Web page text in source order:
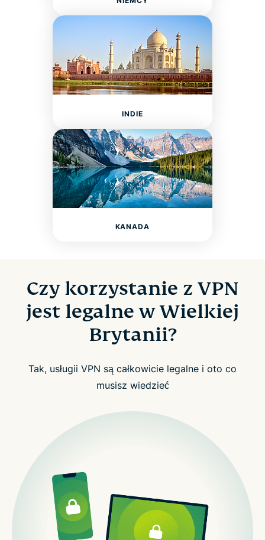
INDIE
KANADA
Czy korzystanie z VPN
jest legalne w Wielkiej
Brytanii?
Tak, usługii VPN są całkowicie legalne i oto co
musisz wiedzieć